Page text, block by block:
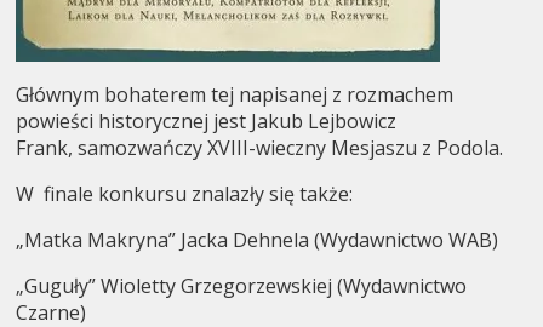
Głównym bohaterem tej napisanej z rozmachem
powieści historycznej jest Jakub Lejbowicz
Frank, samozwańczy XVIII-wieczny Mesjaszu z Podola.
W finale konkursu znalazły się także:
„Matka Makryna” Jacka Dehnela (Wydawnictwo WAB)
„Guguły” Wioletty Grzegorzewskiej (Wydawnictwo
Czarne)